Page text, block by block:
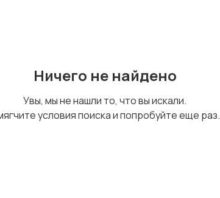
Ничего не найдено
Увы, мы не нашли то, что вы искали.
условия поиска и попробуйте еще раз.